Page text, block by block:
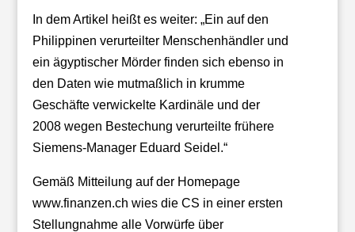
In dem Artikel heißt es weiter: „Ein auf den
Philippinen verurteilter Menschenhändler und
ein ägyptischer Mörder finden sich ebenso in
den Daten wie mutmaßlich in krumme
Geschäfte verwickelte Kardinäle und der
2008 wegen Bestechung verurteilte frühere
Siemens-Manager Eduard Seidel.“
Gemäß Mitteilung auf der Homepage
www.finanzen.ch wies die CS in einer ersten
Stellungnahme alle Vorwürfe über